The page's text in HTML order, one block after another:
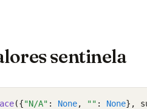
sentinela
({"N/A" : None, "" : None},